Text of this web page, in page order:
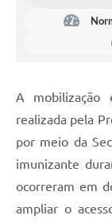
A mobilização
realizada pela
por meio da
imunizante
ocorreram em
ampliar o